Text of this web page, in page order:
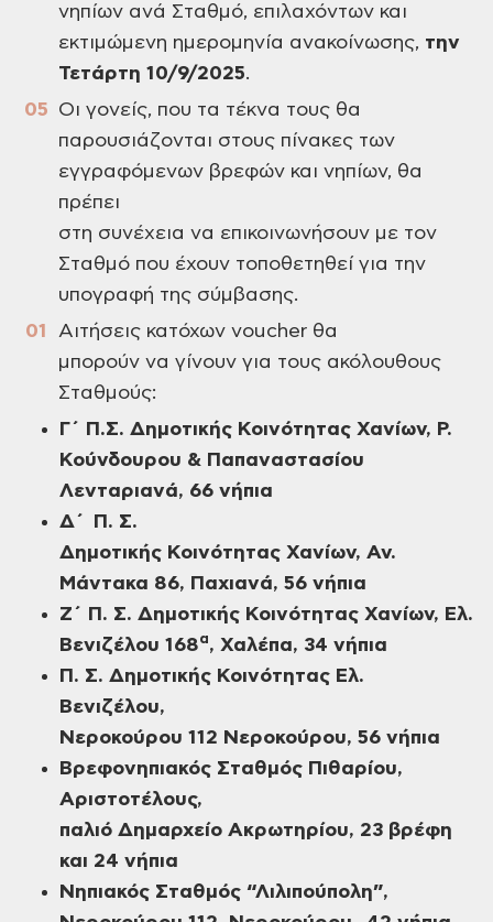
νηπίων ανά Σταθμό, επιλαχόντων και
εκτιμώμενη ημερομηνία ανακοίνωσης, την
Τετάρτη 10/9/2025.
Οι γονείς, που τα τέκνα τους θα
παρουσιάζονται στους πίνακες των
εγγραφόμενων βρεφών και νηπίων, θα
πρέπει
στη συνέχεια να επικοινωνήσουν με τον
Σταθμό που έχουν τοποθετηθεί για την
υπογραφή της σύμβασης.
Αιτήσεις κατόχων voucher θα
μπορούν να γίνουν για τους ακόλουθους
Σταθμούς:
Γ΄ Π.Σ. Δημοτικής Κοινότητας Χανίων, Ρ.
Κούνδουρου & Παπαναστασίου
Λενταριανά, 66 νήπια
Δ΄ Π. Σ.
Δημοτικής Κοινότητας Χανίων, Αν.
Μάντακα 86, Παχιανά, 56 νήπια
Ζ΄ Π. Σ. Δημοτικής Κοινότητας Χανίων, Ελ.
Βενιζέλου 168α, Χαλέπα, 34 νήπια
Π. Σ. Δημοτικής Κοινότητας Ελ.
Βενιζέλου,
Νεροκούρου 112 Νεροκούρου, 56 νήπια
Βρεφονηπιακός Σταθμός Πιθαρίου,
Αριστοτέλους,
παλιό Δημαρχείο Ακρωτηρίου, 23 βρέφη
και 24 νήπια
Νηπιακός Σταθμός “Λιλιπούπολη”,